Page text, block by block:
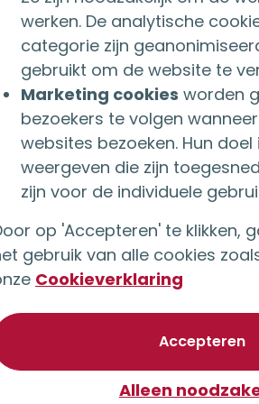
26 september 2022
En ze leefden nog
werken. De analytische
categorie zijn
gebruikt om de website te
Marketing cookies worden
bezoekers te volgen
websites bezoeken. Hun
weergeven die zijn
zijn voor de individuele
op 'Accepteren' te klikken,
gebruik van alle cookies
Cookieverklaring
Accepteren
Alleen